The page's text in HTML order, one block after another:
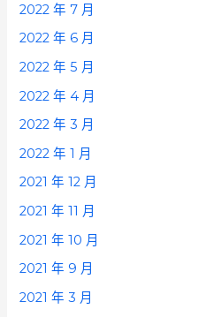
2022 年 7 月
2022 年 6 月
2022 年 5 月
2022 年 4 月
2022 年 3 月
2022 年 1 月
2021 年 12 月
2021 年 11 月
2021 年 10 月
2021 年 9 月
2021 年 3 月